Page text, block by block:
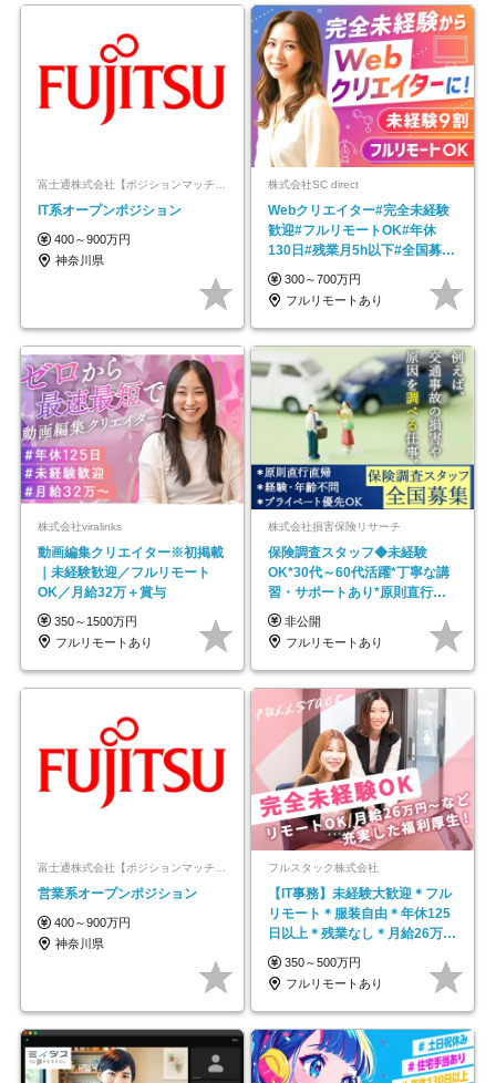
富士通株式会社【ポジションマッチ登録】
IT系オープンポジション
400～900万円
神奈川県
株式会社SC direct
Webクリエイター#完全未経験
歓迎#フルリモートOK#年休
130日#残業月5h以下#全国募集
#最大1年の研修
300～700万円
フルリモートあり
株式会社viralinks
動画編集クリエイター※初掲載
｜未経験歓迎／フルリモート
OK／月給32万＋賞与
350～1500万円
フルリモートあり
株式会社損害保険リサーチ
保険調査スタッフ◆未経験
OK*30代～60代活躍*丁寧な講
習・サポートあり*原則直行直
帰／全国募集・業務委託
非公開
フルリモートあり
富士通株式会社【ポジションマッチ登録】
営業系オープンポジション
400～900万円
神奈川県
フルスタック株式会社
【IT事務】未経験大歓迎＊フル
リモート＊服装自由＊年休125
日以上＊残業なし＊月給26万円
以上
350～500万円
フルリモートあり